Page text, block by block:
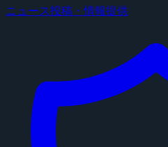
ニュース投稿・情報提供